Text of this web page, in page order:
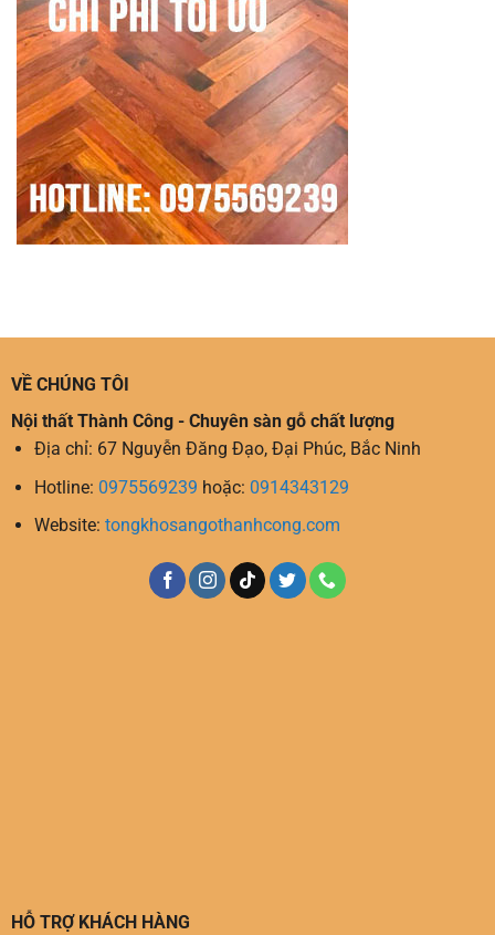
VỀ CHÚNG TÔI
Nội thất Thành Công - Chuyên sàn gỗ chất lượng
Địa chỉ: 67 Nguyễn Đăng Đạo, Đại Phúc, Bắc Ninh
Hotline: 0975569239 hoặc: 0914343129
Website: tongkhosangothanhcong.com
HỖ TRỢ KHÁCH HÀNG